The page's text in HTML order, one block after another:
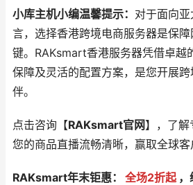
小库主机小编温馨提示： 对于面向
言，选择香港跨境电商服务器是保
键。RAKsmart香港服务器凭借卓越
保障及灵活的配置方案，是您开展
伴。
点击咨询【RAKsmart官网】，了解
您的商品直播流畅清晰，赢取全球客
RAKsmart年末钜惠： 全场2折起 ，